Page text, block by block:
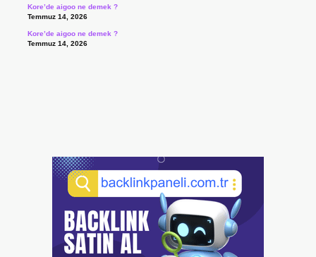
Kore’de aigoo ne demek ?
Temmuz 14, 2026
Kore’de aigoo ne demek ?
Temmuz 14, 2026